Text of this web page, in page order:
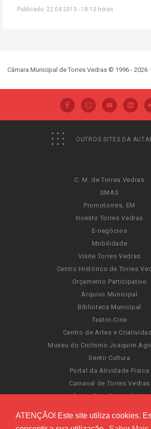
ATENÇÃO! Este site utiliza cookies.
Publicado: 22.04.2013 - 18:13 horas
Câmara Municipal de Torres Vedras © 1996 - 2026
OUTROS SITES DA
C. M. de Torres Vedras
SMAS
Promotorres, EM
Investir Torres Vedras
E-negócios
Mobilidade
Visite Torres Vedras
Centro Histórico de Torres
Orçamento Participativo
Arquivo Municipal
Biblioteca Municipal
Teatro-Cine
Centro de Artes e
Museu do Ciclismo Joaquim
Sentir Cultura
Portal da Atividade Física
Carnaval de Torres Vedras
Santa Cruz Ocean Spirit